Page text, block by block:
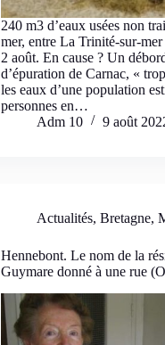
240 m3 d’eaux usées non
mer, entre La Trinité-sur-
2 août. En cause ? Un
d’épuration de Carnac, «
les eaux d’une population
personnes en…
Adm 10
9 août
Actualités,Bretagne,
Hennebont. Le nom de la
Guymare donné à une rue